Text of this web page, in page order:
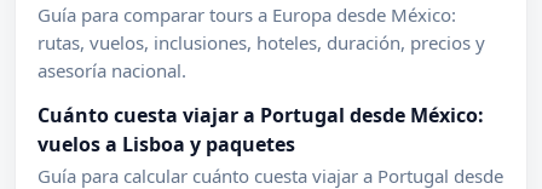
Guía para comparar tours a Europa desde México:
rutas, vuelos, inclusiones, hoteles, duración, precios y
asesoría nacional.
Cuánto cuesta viajar a Portugal desde México:
vuelos a Lisboa y paquetes
Guía para calcular cuánto cuesta viajar a Portugal desde